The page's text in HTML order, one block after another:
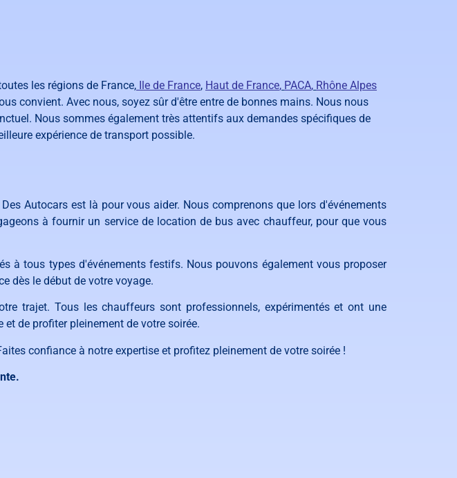
les régions de France,
Ile de France, Haut de France, PACA, Rhône Alpes
convient. Avec nous, soyez sûr d'être entre de bonnes mains. Nous nous
Nous sommes également très attentifs aux demandes spécifiques de
expérience de transport possible.
Autocars est là pour vous aider. Nous comprenons que lors d'événements
à fournir un service de location de bus avec chauffeur, pour que vous
à tous types d'événements festifs. Nous pouvons également vous proposer
dès le début de votre voyage.
trajet. Tous les chauffeurs sont professionnels, expérimentés et ont une
de profiter pleinement de votre soirée.
confiance à notre expertise et profitez pleinement de votre soirée !